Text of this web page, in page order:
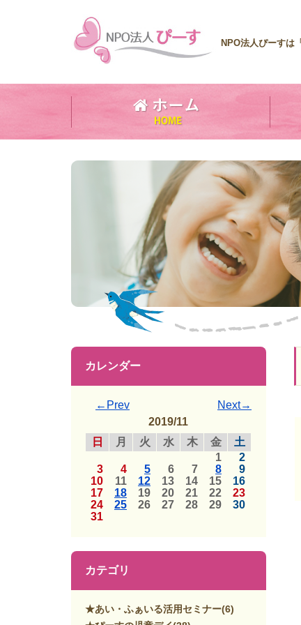
NPO法人ぴーすは
カレンダー
←Prev
Next→
2019/11
日
月 火 水 木 金
土
1
2
3
4 5 6 7 8
9
10
11 12 13 14 15
16
17
18 19 20 21 22
23
24
25 26 27 28 29
30
31
カテゴリ
★あい・ふぁいる活用セミナー(6)